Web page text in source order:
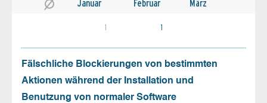
Januar Februar März
1 1
Fälschliche Blockierungen von bestimmten
Aktionen während der Installation und
Benutzung von normaler Software